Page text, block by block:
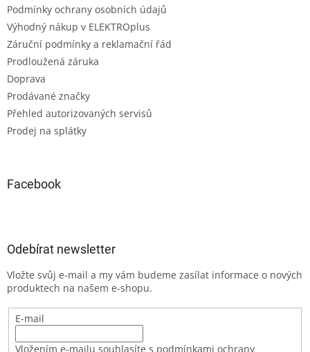
Podmínky ochrany osobních údajů
Výhodný nákup v ELEKTROplus
Záruční podmínky a reklamační řád
Prodloužená záruka
Doprava
Prodávané značky
Přehled autorizovaných servisů
Prodej na splátky
Facebook
Odebírat newsletter
Vložte svůj e-mail a my vám budeme zasílat informace o nových
produktech na našem e-shopu.
E-mail
Vložením e-mailu souhlasíte s podmínkami ochrany